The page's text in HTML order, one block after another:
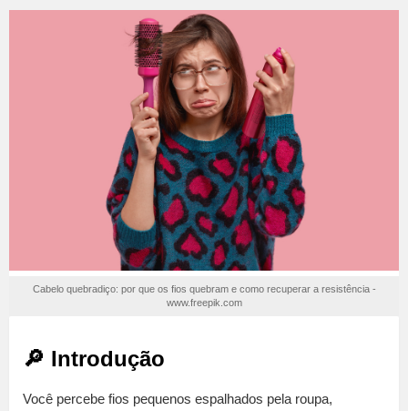
Cabelo quebradiço: por que os fios quebram e como recuperar a resistência -
www.freepik.com
🔎 Introdução
Você percebe fios pequenos espalhados pela roupa,